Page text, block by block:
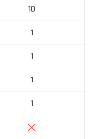
10
1
1
1
1
Ne